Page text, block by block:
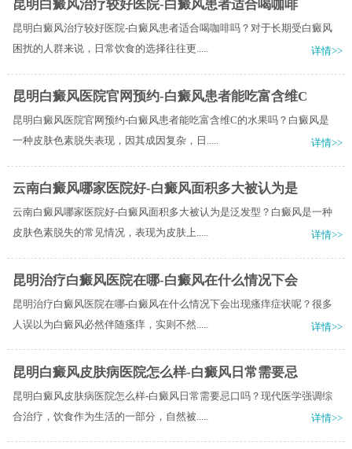
昆明白癜风治疗较好医院-白癜风患者适合喝咖啡
昆明白癜风治疗较好医院-白癜风患者适合喝咖啡吗？对于长期受白癜风
困扰的人群来说，日常饮食的选择往往更.....
详情>>
昆明白癜风医院官网预约-白癜风患者能吃富含维C
昆明白癜风医院官网预约-白癜风患者能吃富含维C的水果吗？白癜风是
一种皮肤色素脱失表现，因其成因复杂，日.....
详情>>
云南白癜风哪家医院好-白癜风面积多大被认为是
云南白癜风哪家医院好-白癜风面积多大被认为是泛发型？白癜风是一种
皮肤色素脱失的常见情况，表现为皮肤上.....
详情>>
昆明治疗白癜风医院在哪-白癜风在什么情况下会
昆明治疗白癜风医院在哪-白癜风在什么情况下会出现瘙痒症状呢？很多
人误以为白癜风必然伴随瘙痒，实则不然.....
详情>>
昆明白癜风皮肤病医院怎么样-白癜风日常需要忌
昆明白癜风皮肤病医院怎么样-白癜风日常需要忌口吗？现代医学强调综
合治疗，饮食作为生活的一部分，自然被.....
详情>>